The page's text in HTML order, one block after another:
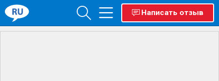
Написать отзыв